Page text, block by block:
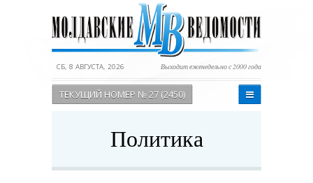
СБ, 8 АВГУСТА, 2026 Выходит еженедельно с 2000 года
ТЕКУЩИЙ НОМЕР № 27 (2450)
Политика